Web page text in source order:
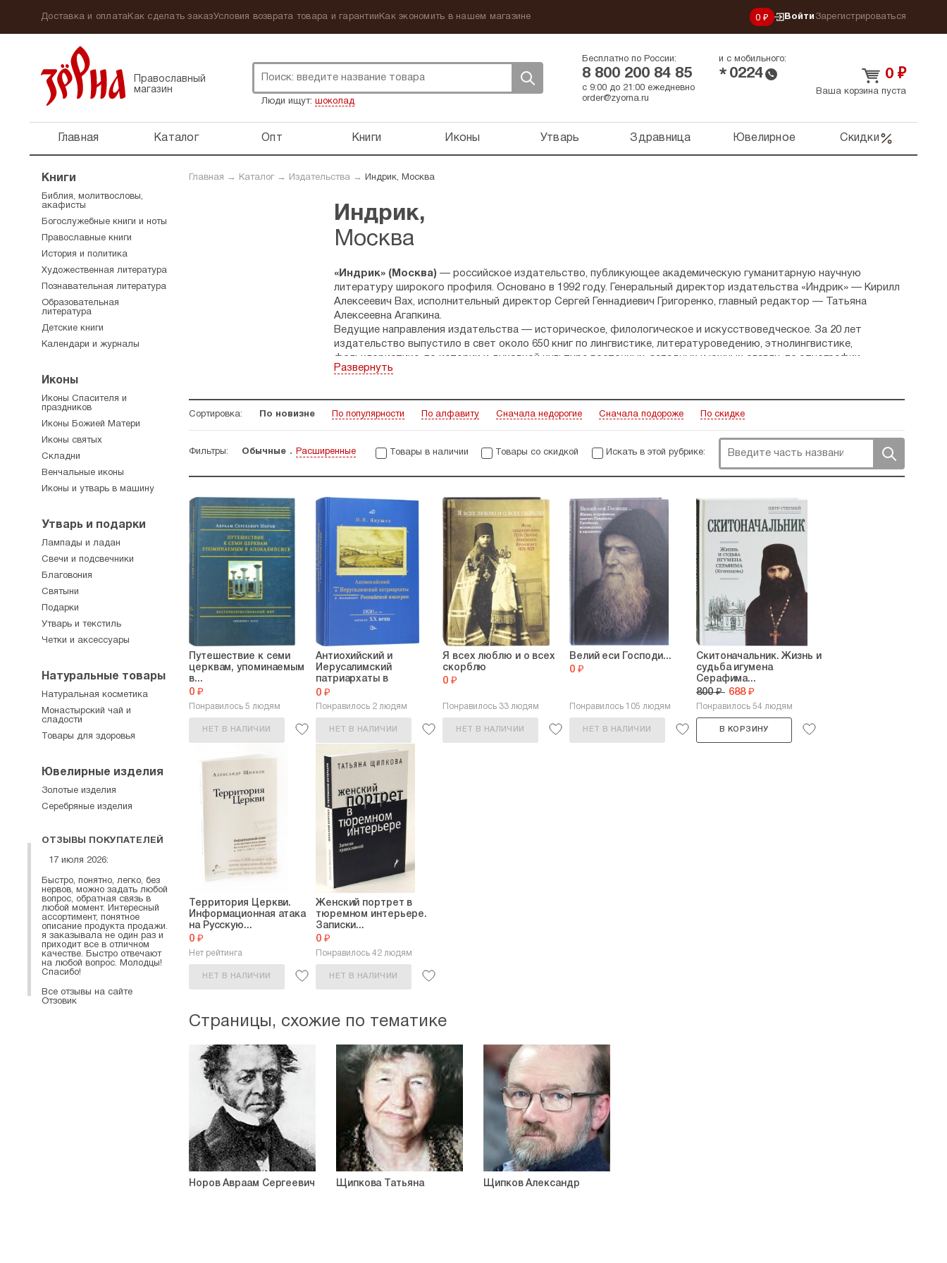
Доставка и оплатаКак сделать заказУсловия возврата товара и гарантии Как экономить в нашем магазине 0 ₽ Войти Зарегистрироваться
Православный
магазин
Люди ищут: шоколад
Бесплатно по России:
8 800 200 84 85
и с мобильного:
* 0224
с 9:00 до 21:00 ежедневно
order@zyorna.ru
0 ₽
Ваша корзина пуста
Главная Каталог Опт Книги Иконы Утварь Здравница Ювелирное Скидки
Главная → Каталог→ Издательства → Индрик, Москва
Индрик,
Москва
«Индрик» (Москва) — российское издательство, публикующее академическую гуманитарную научную
литературу широкого профиля. Основано в 1992 году. Генеральный директор издательства «Индрик» — Кирилл
Алексеевич Вах, исполнительный директор Сергей Геннадиевич Григоренко, главный редактор — Татьяна
Алексеевна Агапкина.
Ведущие направления издательства — историческое, филологическое и искусствоведческое. За 20 лет
издательство выпустило в свет около 650 книг по лингвистике, литературоведению, этнолингвистике,
фольклористике, по истории и духовной культуре восточных, западных и южных славян, по этнографии
и географии, святоотеческой письменности и искусству. Издательский план последних лет включает в себя
и столь же фундаментальные публикации источников, образующие прочную базу для исследований самого
широкого профиля.
Развернуть
Сортировка: По новизне По популярности По алфавиту Сначала недорогие Сначала подороже По скидке
Фильтры: Обычные Расширенные Товары в наличии Товары со скидкой Искать в этой рубрике:
Путешествие к семи
церквам, упоминаемым
в...
0 ₽
Понравилось 5 людям
НЕТ В НАЛИЧИИ
Антиохийский и
Иерусалимский
патриархаты в
политике...
0 ₽
Понравилось 2 людям
НЕТ В НАЛИЧИИ
Я всех люблю и о всех
скорблю
0 ₽
Понравилось 33 людям
НЕТ В НАЛИЧИИ
Велий еси Господи...
0 ₽
Понравилось 105 людям
НЕТ В НАЛИЧИИ
Скитоначальник. Жизнь и
судьба игумена
Серафима...
800 ₽ 688 ₽
Понравилось 54 людям
В КОРЗИНУ
Территория Церкви.
Информационная атака
на Русскую...
0 ₽
Нет рейтинга
НЕТ В НАЛИЧИИ
Женский портрет в
тюремном интерьере.
Записки...
0 ₽
Понравилось 42 людям
НЕТ В НАЛИЧИИ
Страницы, схожие по тематике
Норов Авраам Сергеевич Щипкова Татьяна Щипков Александр
Книги
Библия, молитвословы,
акафисты
Богослужебные книги и ноты
Православные книги
История и политика
Художественная литература
Познавательная литература
Образовательная
литература
Детские книги
Календари и журналы
Иконы
Иконы Спасителя и
праздников
Иконы Божией Матери
Иконы святых
Складни
Венчальные иконы
Иконы и утварь в машину
Утварь и подарки
Лампады и ладан
Свечи и подсвечники
Благовония
Святыни
Подарки
Утварь и текстиль
Четки и аксессуары
Натуральные товары
Натуральная косметика
Монастырский чай и
сладости
Товары для здоровья
Ювелирные изделия
Золотые изделия
Серебряные изделия
ОТЗЫВЫ ПОКУПАТЕЛЕЙ
17 июля 2026:
Быстро, понятно, легко, без
нервов, можно задать любой
вопрос, обратная связь в
любой момент. Интересный
ассортимент, понятное
описание продукта продажи.
я заказывала не один раз и
приходит все в отличном
качестве. Быстро отвечают
на любой вопрос. Молодцы!
Спасибо!
Все отзывы на сайте
Отзовик